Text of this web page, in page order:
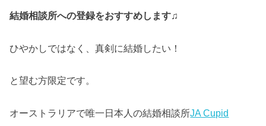
結婚相談所への登録をおすすめします♫
ひやかしではなく、真剣に結婚したい！
と望む方限定です。
オーストラリアで唯一日本人の結婚相談所JA Cupid